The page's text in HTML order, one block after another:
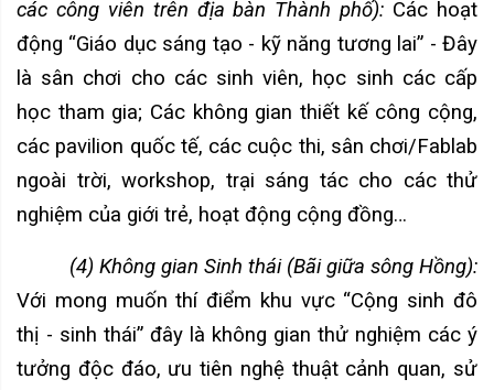
các công viên trên địa bàn Thành phố): Các hoạt
động “Giáo dục sáng tạo - kỹ năng tương lai” - Đây
là sân chơi cho các sinh viên, học sinh các cấp
học tham gia; Các không gian thiết kế công cộng,
các pavilion quốc tế, các cuộc thi, sân chơi/Fablab
ngoài trời, workshop, trại sáng tác cho các thử
nghiệm của giới trẻ, hoạt động cộng đồng…
(4) Không gian Sinh thái (Bãi giữa sông Hồng):
Với mong muốn thí điểm khu vực “Cộng sinh đô
thị - sinh thái” đây là không gian thử nghiệm các ý
tưởng độc đáo, ưu tiên nghệ thuật cảnh quan, sử